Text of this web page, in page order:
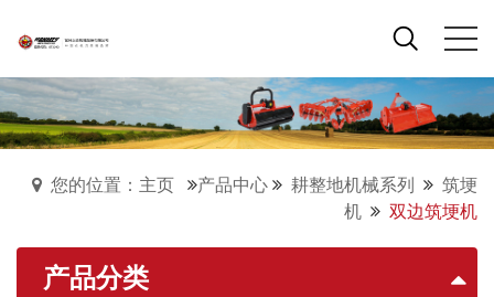
您的位置：主页 产品中心 耕整地机械系列
筑埂
机
双边筑埂机
产品分类